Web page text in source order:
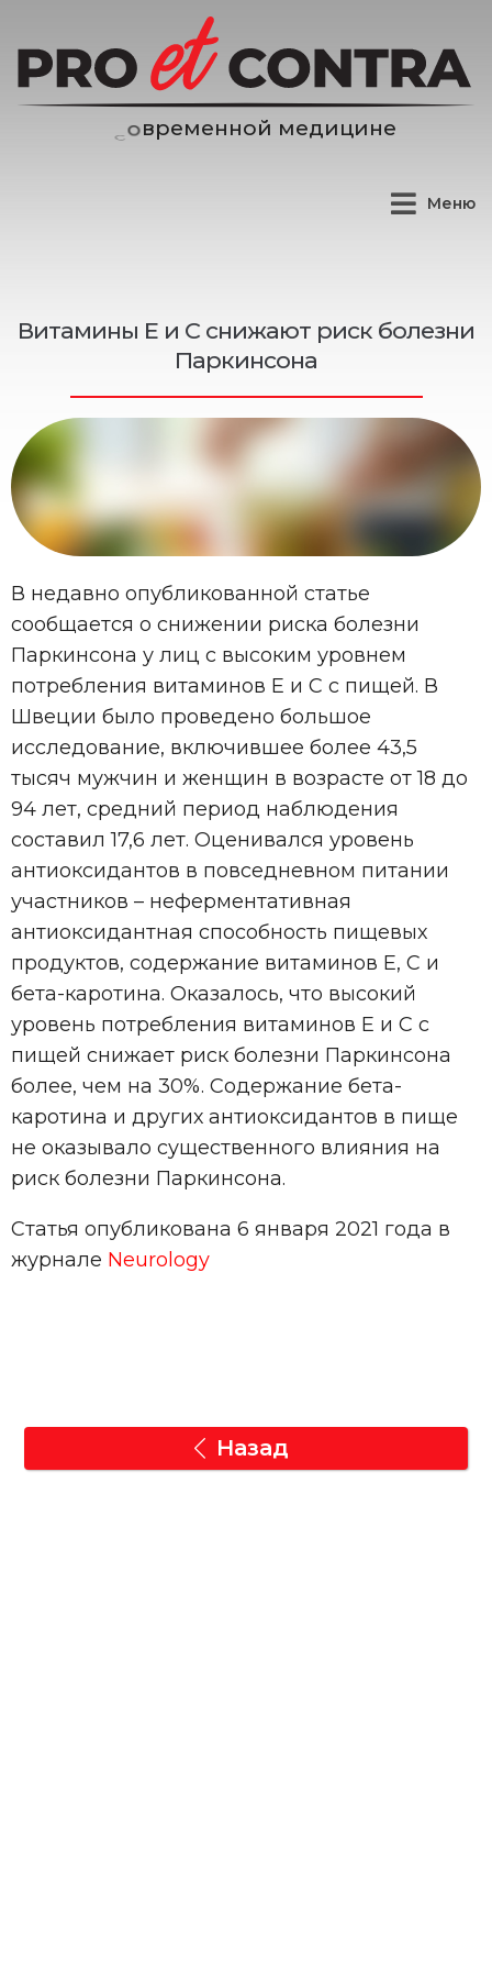
м енной медицине
Меню
Витамины Е и С снижают риск болезни
Паркинсона
В недавно опубликованной статье
сообщается о снижении риска болезни
Паркинсона у лиц с высоким уровнем
потребления витаминов Е и С с пищей. В
Швеции было проведено большое
исследование, включившее более 43,5
тысяч мужчин и женщин в возрасте от 18 до
94 лет, средний период наблюдения
составил 17,6 лет. Оценивался уровень
антиоксидантов в повседневном питании
участников – неферментативная
антиоксидантная способность пищевых
продуктов, содержание витаминов Е, С и
бета-каротина. Оказалось, что высокий
уровень потребления витаминов Е и С с
пищей снижает риск болезни Паркинсона
более, чем на 30%. Содержание бета-
каротина и других антиоксидантов в пище
не оказывало существенного влияния на
риск болезни Паркинсона.
Статья опубликована 6 января 2021 года в
журнале Neurology
Назад